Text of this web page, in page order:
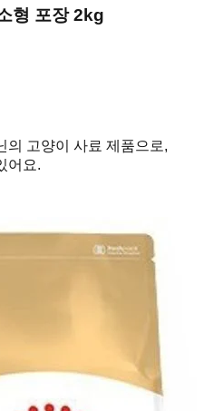
형 포장 2kg
의 고양이 사료 제품으로,
어요.